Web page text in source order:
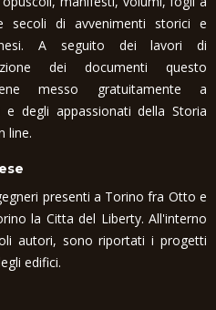
secoli di avvenimenti storici e
A seguito dei lavori di
dei documenti questo
messo gratuitamente a
degli appassionati della Storia
line.
presenti a Torino fra Otto e
la Citta del Liberty. All'interno
autori, sono riportati i progetti
edifici.